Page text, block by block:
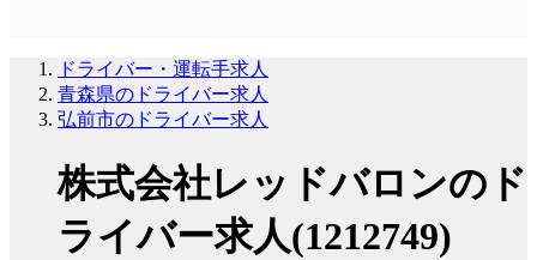
ドライバー・運転手求人
青森県のドライバー求人
弘前市のドライバー求人
株式会社レッドバロンのド
ライバー求人(1212749)